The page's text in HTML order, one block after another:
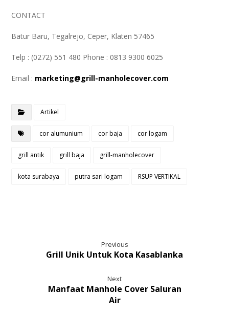
CONTACT
Batur Baru, Tegalrejo, Ceper, Klaten 57465
Telp : (0272) 551 480 Phone : 0813 9300 6025
Email : marketing@grill-manholecover.com
Artikel
cor alumunium cor baja cor logam
grill antik grill baja grill-manholecover
kota surabaya putra sari logam RSUP VERTIKAL
Previous
Grill Unik Untuk Kota Kasablanka
Next
Manfaat Manhole Cover Saluran
Air